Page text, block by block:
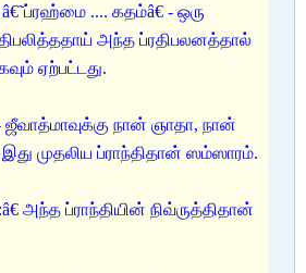
.... கதம்â€ - ஒரு
அந்த ப்ரதிபலனத்தால்
ஏற்பட்டது.
ஜீவாத்மாவுக்கு நான் ஞாதா, நான்
முதலிய ப்ராந்திதான் ஸம்ஸாரம்.
அந்த ப்ராந்தியின் நிவ்ருத்திதான்